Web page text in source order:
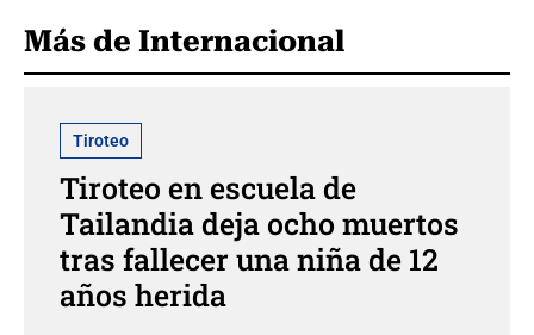
Más de Internacional
Tiroteo
Tiroteo en escuela de
Tailandia deja ocho muertos
tras fallecer una niña de 12
años herida